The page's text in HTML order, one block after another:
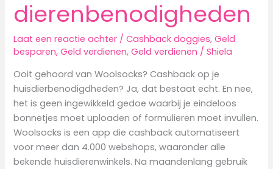
dierenbenodigheden
Laat een reactie achter /Cashback doggies,Geld
besparen,Geld verdienen,Geld verdienen /Shiela
Ooit gehoord van Woolsocks? Cashback op je
huisdierbenodigdheden? Ja, dat bestaat echt. En nee,
het is geen ingewikkeld gedoe waarbij je eindeloos
bonnetjes moet uploaden of formulieren moet invullen.
Woolsocks is een app die cashback automatiseert
voor meer dan 4.000 webshops, waaronder alle
bekende huisdierenwinkels. Na maandenlang gebruik